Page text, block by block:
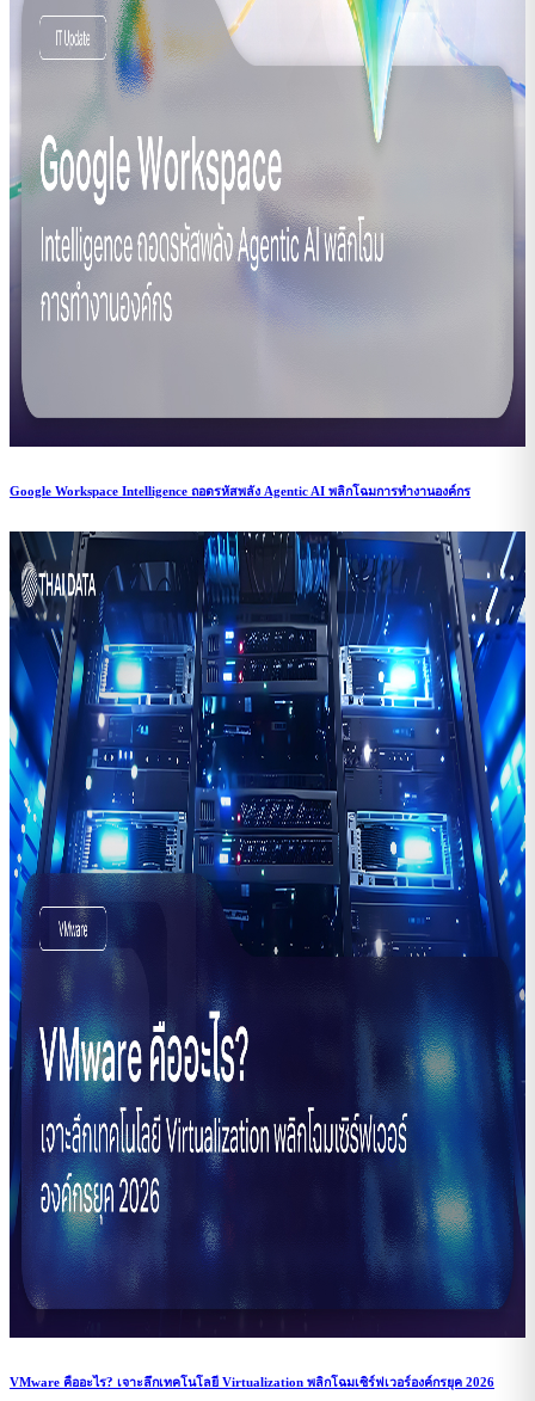
Google Workspace Intelligence ถอดรหัสพลัง Agentic AI พลิกโฉมการทำงานองค์กร
VMware คืออะไร? เจาะลึกเทคโนโลยี Virtualization พลิกโฉมเซิร์ฟเวอร์องค์กรยุค 2026